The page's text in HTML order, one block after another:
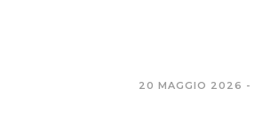
20 MAGGIO 2026 -